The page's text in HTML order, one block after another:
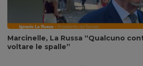
Marcinelle, La Russa “Qualcuno
voltare le spalle”